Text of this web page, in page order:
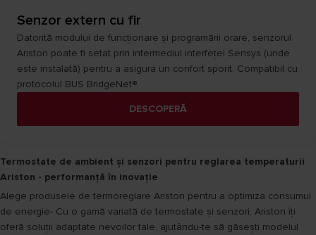
Senzor extern cu fir
Datorită modului de funcționare și programării orare, senzorul
Ariston poate fi setat prin intermediul interfeței Sensys (unde
este instalată) pentru a asigura un confort sporit. Compatibil cu
protocolul BUS BridgeNet®.
DESCOPERĂ
Termostate de ambient și senzori pentru reglarea temperaturii
Ariston - performanță în inovație
Alege produsele de termoreglare Ariston pentru a optimiza consumul
de energie- Cu o gamă variată de termostate și senzori, Ariston îți
oferă soluții adaptate nevoilor tale, ajutându-te să găsești modelul